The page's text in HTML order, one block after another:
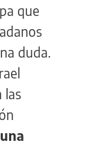
que
duda.
las
una